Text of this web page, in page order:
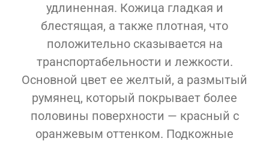
удлиненная. Кожица гладкая и
блестящая, а также плотная, что
положительно сказывается на
транспортабельности и лежкости.
Основной цвет ее желтый, а размытый
румянец, который покрывает более
половины поверхности — красный с
оранжевым оттенком. Подкожные